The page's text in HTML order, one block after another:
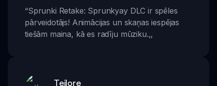
“Sprunki Retake: Sprunkyay DLC ir spēles
pārveidotājs! Animācijas un skaņas iespējas
tiešām maina, kā es radīju mūziku.,,
Teilore